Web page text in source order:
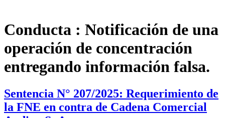
Conducta : Notificación de una
operación de concentración
entregando información falsa.
Sentencia N° 207/2025: Requerimiento de
la FNE en contra de Cadena Comercial